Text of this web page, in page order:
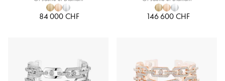
84 000 CHF 146 600 CHF